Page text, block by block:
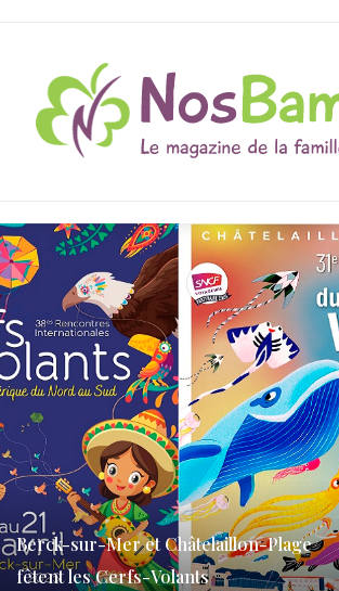
Berck-sur-Mer et Châtelaillon-Plage
fêtent les Cerfs-Volants